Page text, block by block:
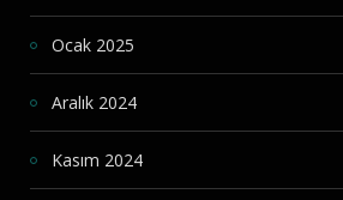
Ocak 2025
Aralık 2024
Kasım 2024